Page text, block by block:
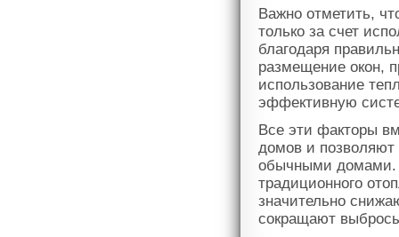
Важно отметить,
только за счет
благодаря
размещение окон,
использование
эффективную
Все эти факторы
домов и позволяют
обычными домами.
традиционного
значительно
сокращают